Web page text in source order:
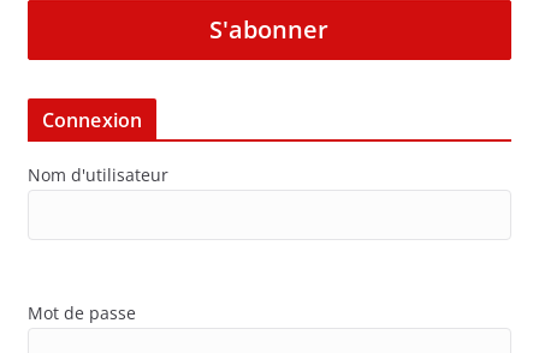
S'abonner
Connexion
Nom d'utilisateur
Mot de passe